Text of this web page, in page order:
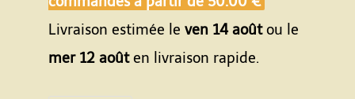
Livraison estimée le ven 14 aoûtou le
mer 12 aoûten livraison rapide.